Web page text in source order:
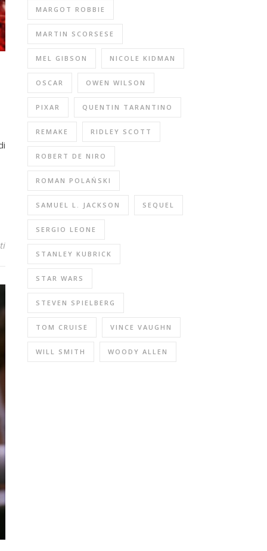
MARGOT ROBBIE
MARTIN SCORSESE
MEL GIBSON NICOLE KIDMAN
OSCAR OWEN WILSON
PIXAR QUENTIN TARANTINO
REMAKE RIDLEY SCOTT
ROBERT DE NIRO
ROMAN POLAŃSKI
SAMUEL L. JACKSON SEQUEL
SERGIO LEONE
STANLEY KUBRICK
STAR WARS
STEVEN SPIELBERG
TOM CRUISE VINCE VAUGHN
WILL SMITH WOODY ALLEN